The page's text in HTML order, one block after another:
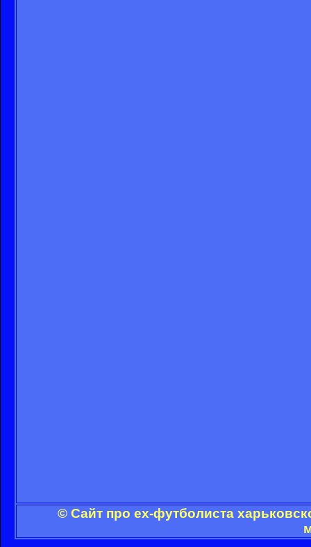
© Сайт про ex-футболиста